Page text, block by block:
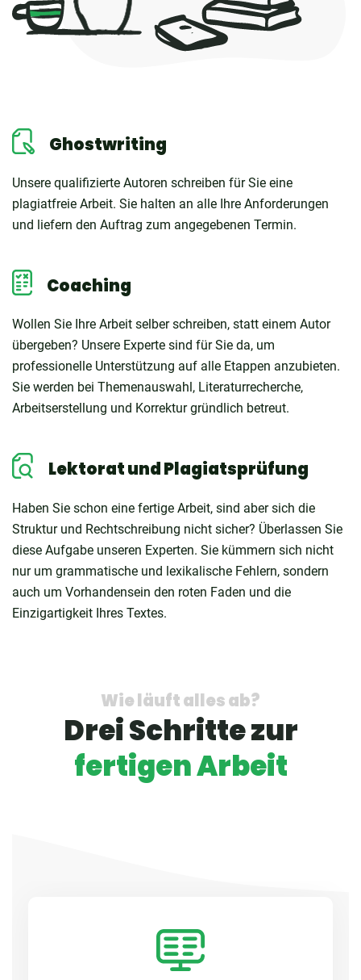
Ghostwriting
Unsere qualifizierte Autoren schreiben für Sie eine
plagiatfreie Arbeit. Sie halten an alle Ihre Anforderungen
und liefern den Auftrag zum angegebenen Termin.
Coaching
Wollen Sie Ihre Arbeit selber schreiben, statt einem Autor
übergeben? Unsere Experte sind für Sie da, um
professionelle Unterstützung auf alle Etappen anzubieten.
Sie werden bei Themenauswahl, Literaturrecherche,
Arbeitserstellung und Korrektur gründlich betreut.
Lektorat und Plagiatsprüfung
Haben Sie schon eine fertige Arbeit, sind aber sich die
Struktur und Rechtschreibung nicht sicher? Überlassen Sie
diese Aufgabe unseren Experten. Sie kümmern sich nicht
nur um grammatische und lexikalische Fehlern, sondern
auch um Vorhandensein den roten Faden und die
Einzigartigkeit Ihres Textes.
Wie läuft alles ab?
Drei Schritte zur
fertigen Arbeit